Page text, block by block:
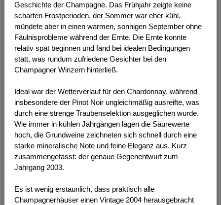
Geschichte der Champagne. Das Frühjahr zeigte keine
scharfen Frostperioden, der Sommer war eher kühl,
mündete aber in einen warmen, sonnigen September ohne
Fäulnisprobleme während der Ernte. Die Ernte konnte
relativ spät beginnen und fand bei idealen Bedingungen
statt, was rundum zufriedene Gesichter bei den
Champagner Winzern hinterließ.
Ideal war der Wetterverlauf für den Chardonnay, während
insbesondere der Pinot Noir ungleichmäßig ausreifte, was
durch eine strenge Traubenselektion ausgeglichen wurde.
Wie immer in kühlen Jahrgängen lagen die Säurewerte
hoch, die Grundweine zeichneten sich schnell durch eine
starke mineralische Note und feine Eleganz aus. Kurz
zusammengefasst: der genaue Gegenentwurf zum
Jahrgang 2003.
Es ist wenig erstaunlich, dass praktisch alle
Champagnerhäuser einen Vintage 2004 herausgebracht